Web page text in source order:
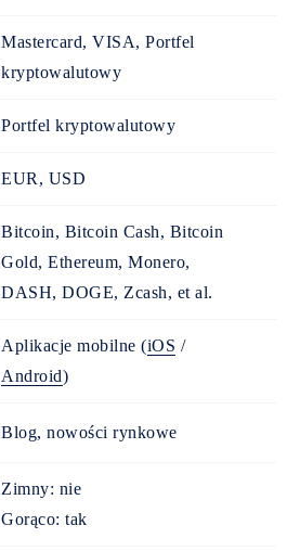
Mastercard, VISA, Portfel
kryptowalutowy
Portfel kryptowalutowy
EUR, USD
Bitcoin, Bitcoin Cash, Bitcoin
Gold, Ethereum, Monero,
DASH, DOGE, Zcash, et al.
Aplikacje mobilne (iOS /
Android)
Blog, nowości rynkowe
Zimny: nie
Gorąco: tak